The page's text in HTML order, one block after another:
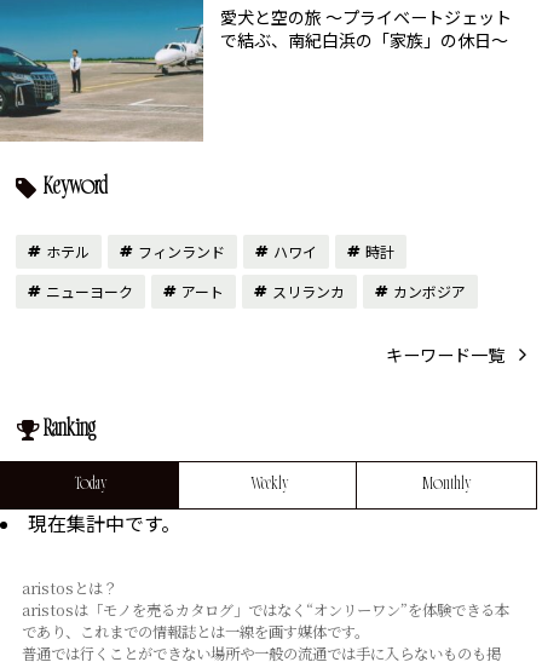
愛犬と空の旅 ～プライベートジェット
で結ぶ、南紀白浜の「家族」の休日～
Keyword
ホテル フィンランド ハワイ
時計
ニューヨーク
アート スリランカ カンボジア
キーワード一覧
Ranking
Today Weekly Monthly
現在集計中です。
aristosとは？
aristosは「モノを売るカタログ」ではなく“オンリーワン”を体験できる本
であり、これまでの情報誌とは⼀線を画す媒体です。
普通では⾏くことができない場所や⼀般の流通では⼿に⼊らないものも掲